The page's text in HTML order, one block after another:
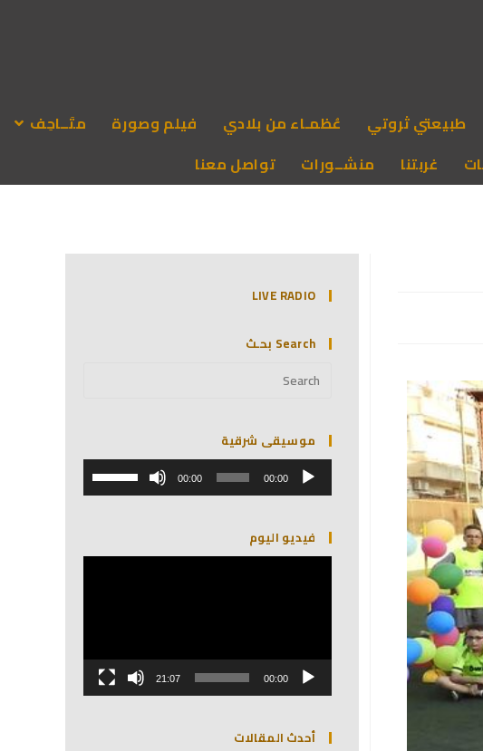
طبيعتي ثروتي عُظمـاء من بلادي فيلم وصورة
متَــاحِف
غربتنا منشــورات تواصل معنا
LIVE RADIO
Search بحـث
موسيقى شرقية
مشغل
الصوت 00:00
00:00
مفاتيح
لزيادة
فيديو اليوم
مشغل
00:00
21:07
أحدث المقالات